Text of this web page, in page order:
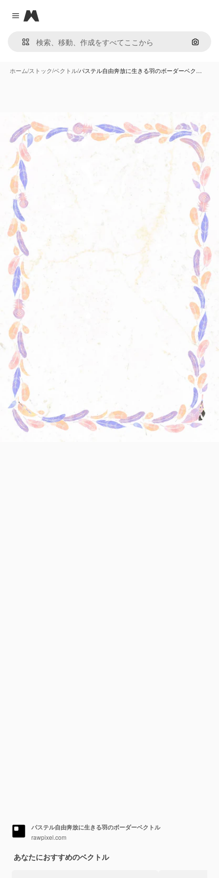
Close menu
Magnific
画像で
ホーム/ストック/ベクトル/パステル自由奔放に生きる羽のボーダーベク…
パステル自由奔放に生きる羽のボーダーベクトル
rawpixel.com
あなたにおすすめのベクトル